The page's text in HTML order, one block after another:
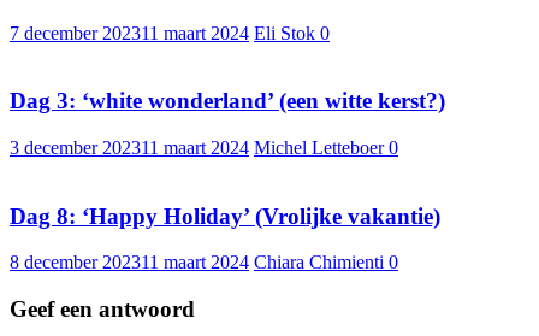
7 december 202311 maart 2024 Eli Stok 0
Dag 3: ‘white wonderland’ (een witte kerst?)
3 december 202311 maart 2024 Michel Letteboer0
Dag 8: ‘Happy Holiday’ (Vrolijke vakantie)
8 december 202311 maart 2024 Chiara Chimienti 0
Geef een antwoord